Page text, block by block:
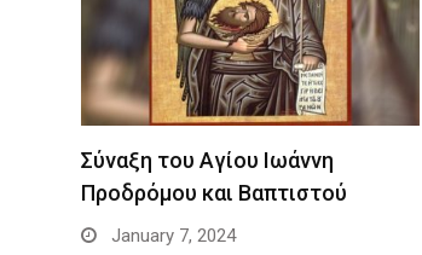
Σύναξη του Αγίου Ιωάννη
Προδρόμου και Βαπτιστού
January 7, 2024